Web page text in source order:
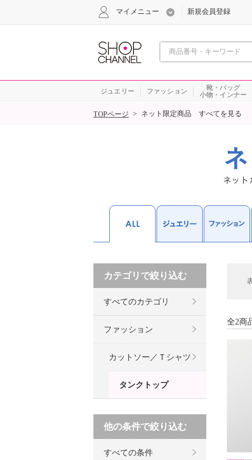
心おどる、瞬間
マイメニュー 新規会員登録
ジュエリー ファッション
靴・バッグ
小物・インナー
SALE
TOPページ > ネット限定商品 すべてを見る
全2商
カテゴリで絞り込む
すべてのカテゴリ
ファッション
カットソー／Ｔシャツ
タンクトップ
他の条件で絞り込む
すべての条件